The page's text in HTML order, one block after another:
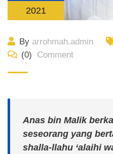
2021
By arrohmah.admin
(0)
Comment
Anas bin Malik
seseorang yang
shalla-llahu ‘alaihi